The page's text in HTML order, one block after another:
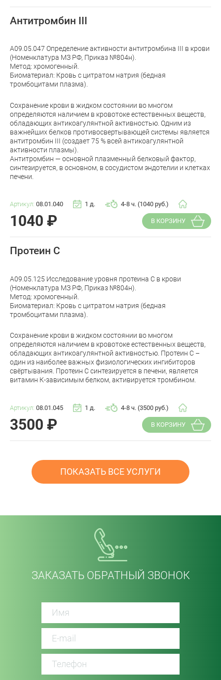
Антитромбин III
A09.05.047 Определение активности антитромбина III в крови
(Номенклатура МЗ РФ, Приказ №804н).
Метод: хромогенный.
Биоматериал: Кровь с цитратом натрия (бедная
тромбоцитами плазма).
Сохранение крови в жидком состоянии во многом
определяются наличием в кровотоке естественных веществ,
обладающих антикоагулянтной активностью. Одним из
важнейших белков противосвертывающей системы является
антитромбин III (создает 75 % всей антикоагулянтной
активности плазмы).
Антитромбин — основной плазменный белковый фактор,
синтезируется, в основном, в сосудистом эндотелии и клетках
печени.
Артикул: 08.01.040 1 д. 4-8 ч. (1040 руб.)
1040 ₽ В КОРЗИНУ
Протеин С
A09.05.125 Исследование уровня протеина C в крови
(Номенклатура МЗ РФ, Приказ №804н).
Метод: хромогенный.
Биоматериал: Кровь с цитратом натрия (бедная
тромбоцитами плазма).
Сохранение крови в жидком состоянии во многом
определяются наличием в кровотоке естественных веществ,
обладающих антикоагулянтной активностью. Протеин С –
один из наиболее важных физиологических ингибиторов
свёртывания. Протеин С синтезируется в печени, является
витамин К-зависимым белком, активируется тромбином.
Артикул: 08.01.045 1 д. 4-8 ч. (3500 руб.)
3500 ₽ В КОРЗИНУ
ПОКАЗАТЬ ВСЕ УСЛУГИ
ЗАКАЗАТЬ ОБРАТНЫЙ ЗВОНОК